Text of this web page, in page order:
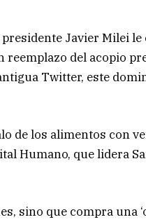
Javier Milei le
reemplazo del acopio
Twitter, este
de los alimentos con
Humano, que lidera
sino que compra una